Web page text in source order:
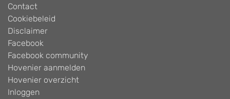
Contact
Cookiebeleid
Disclaimer
Facebook
Facebook community
Hovenier aanmelden
Hovenier overzicht
Inloggen